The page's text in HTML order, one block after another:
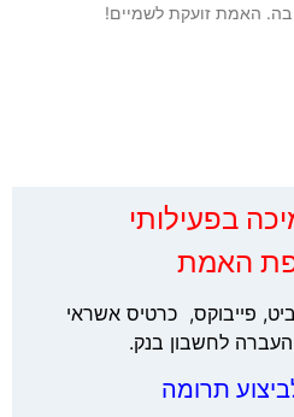
זועקת לשמיים!
בפעילותי
האמת
פייבוקס, כרטיס אשראי
לחשבון בנק.
תרומה